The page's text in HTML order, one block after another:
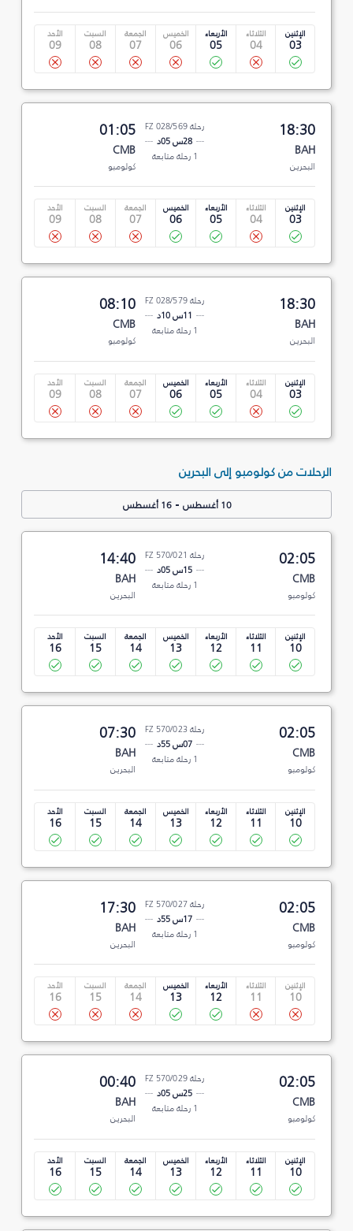
الإثنين
03
الثلاثاء
04
الأربعاء
05
الخميس
06
الجمعة
07
السبت
08
الأحد
09
18:30
BAH
البحرين
رحلة FZ 028/569
28س 05د
1 رحلة متابعة
01:05
CMB
كولومبو
الإثنين
03
الثلاثاء
04
الأربعاء
05
الخميس
06
الجمعة
07
السبت
08
الأحد
09
18:30
BAH
البحرين
رحلة FZ 028/579
11س 10د
1 رحلة متابعة
08:10
CMB
كولومبو
الإثنين
03
الثلاثاء
04
الأربعاء
05
الخميس
06
الجمعة
07
السبت
08
الأحد
09
الرحلات من كولومبو إلى البحرين
10 أغسطس -16 أغسطس
02:05
CMB
كولومبو
رحلة FZ 570/021
15س 05د
1 رحلة متابعة
14:40
BAH
البحرين
الإثنين
10
الثلاثاء
11
الأربعاء
12
الخميس
13
الجمعة
14
السبت
15
الأحد
16
02:05
CMB
كولومبو
رحلة FZ 570/023
07س 55د
1 رحلة متابعة
07:30
BAH
البحرين
الإثنين
10
الثلاثاء
11
الأربعاء
12
الخميس
13
الجمعة
14
السبت
15
الأحد
16
02:05
CMB
كولومبو
رحلة FZ 570/027
17س 55د
1 رحلة متابعة
17:30
BAH
البحرين
الإثنين
10
الثلاثاء
11
الأربعاء
12
الخميس
13
الجمعة
14
السبت
15
الأحد
16
02:05
CMB
كولومبو
رحلة FZ 570/029
25س 05د
1 رحلة متابعة
00:40
BAH
البحرين
الإثنين
10
الثلاثاء
11
الأربعاء
12
الخميس
13
الجمعة
14
السبت
15
الأحد
16